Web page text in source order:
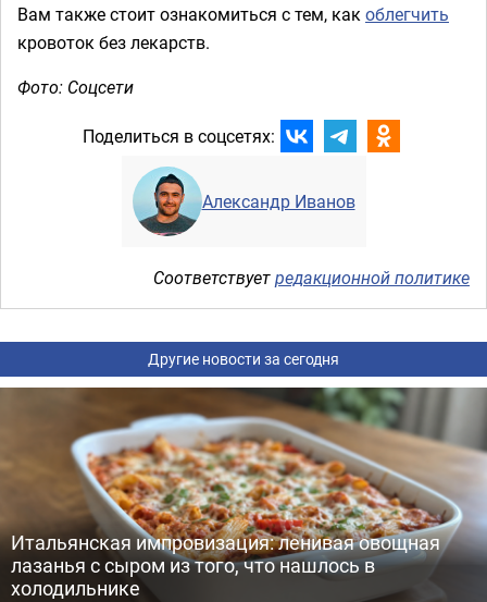
Вам также стоит ознакомиться с тем, какоблегчить
кровоток без лекарств.
Фото: Соцсети
Поделиться в соцсетях:
Александр Иванов
Соответствуетредакционной политике
Другие новости за сегодня
Итальянская импровизация: ленивая овощная
лазанья с сыром из того, что нашлось в
холодильнике